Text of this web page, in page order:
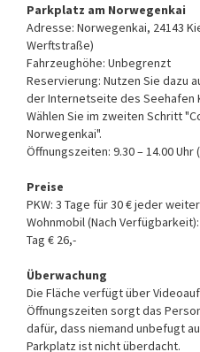
Parkplatz am Norwegenkai
Adresse: Norwegenkai, 24143
Werftstraße)
Fahrzeughöhe: Unbegrenzt
Reservierung: Nutzen Sie dazu
der Internetseite des Seehafen
Wählen Sie im zweiten Schritt
Norwegenkai".
Öffnungszeiten: 9.30 – 14.00
Preise
PKW: 3 Tage für 30 € jeder
Wohnmobil (Nach
Tag € 26,-
Überwachung
Die Fläche verfügt über
Öffnungszeiten sorgt das
dafür, dass niemand unbefugt
Parkplatz ist nicht überdacht.